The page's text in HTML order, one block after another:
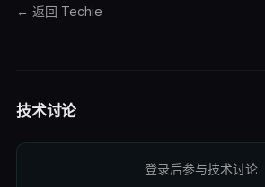
← 返回 Techie
技术讨论
登录后参与技术讨论